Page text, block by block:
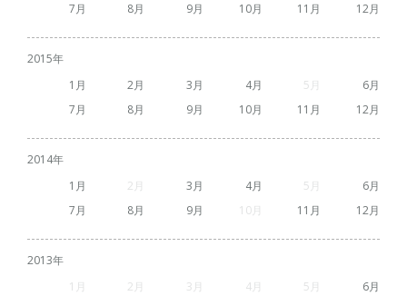
7
8 9 10 11 12
2015
1
2 3 4 5
6
7
8 9 10 11 12
2014
1
2 3 4 5
6
7
8 9 10 11 12
2013
1
2 3 4 5
6